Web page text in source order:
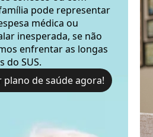
pode representar
médica ou
inesperada, se não
enfrentar as longas
do SUS.
plano de saúde agora!